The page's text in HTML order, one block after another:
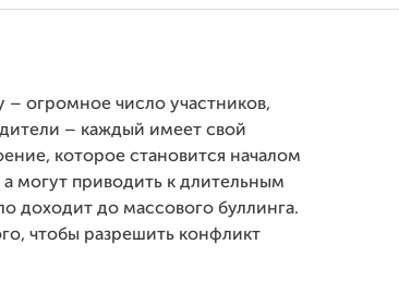
огромное число участников,
– каждый имеет свой
которое становится началом
могут приводить к длительным
доходит до массового буллинга.
чтобы разрешить конфликт